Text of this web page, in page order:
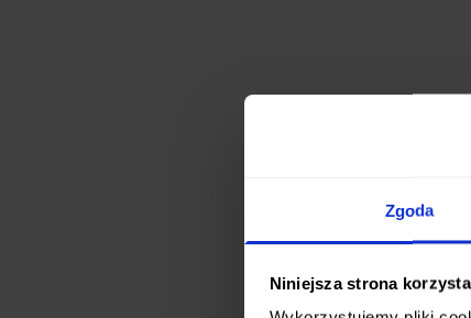
Zgoda
Niniejsza strona